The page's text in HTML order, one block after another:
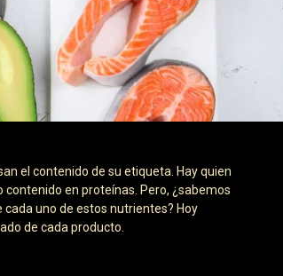
el contenido de su etiqueta. Hay quien
contenido en proteínas. Pero, ¿sabemos
uno de estos nutrientes? Hoy
de cada producto.